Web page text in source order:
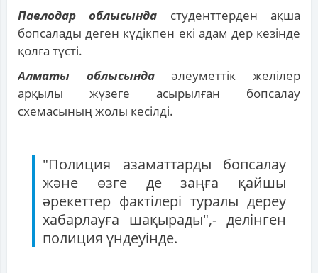
Павлодар облысында студенттерден ақша
бопсалады деген күдікпен екі адам дер кезінде
қолға түсті.
Алматы облысындаәлеуметтік желілер
арқылы жүзеге асырылған бопсалау
схемасының жолы кесілді.
"Полиция азаматтарды бопсалау
және өзге де заңға қайшы
әрекеттер фактілері туралы дереу
хабарлауға шақырады",- делінген
полиция үндеуінде.